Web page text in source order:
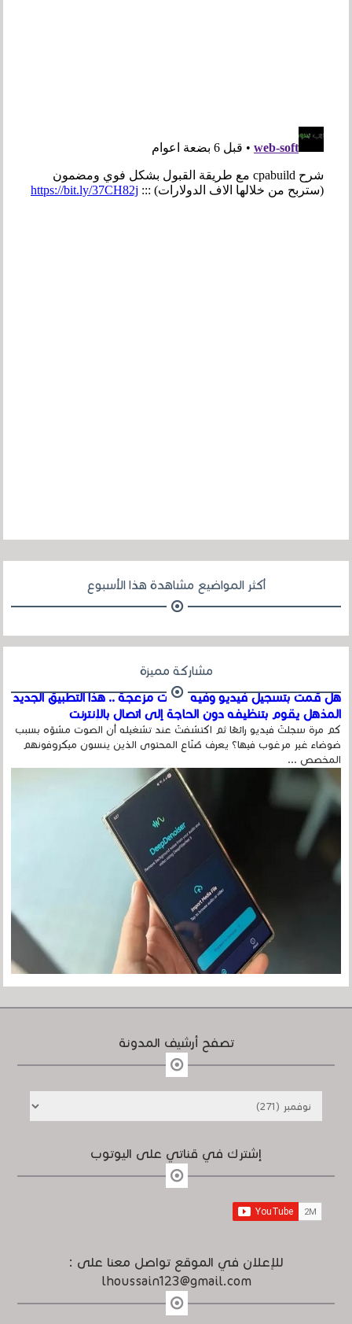
أكثر المواضيع مشاهدة هذا الأسبوع
مشاركة مميزة
هل قمت بتسجيل فيديو وفيه أصوت مزعجة .. هذا التطبيق الجديد
المذهل يقوم بتنظيفه دون الحاجة إلى اتصال بالإنترنت
كم مرة سجلتَ فيديو رائعًا ثم اكتشفتَ عند تشغيله أن الصوت مشوّه بسبب
ضوضاء غير مرغوب فيها؟ يعرف صُنّاع المحتوى الذين ينسون ميكروفونهم
المخصص ...
تصفح أرشيف المدونة
إشترك في قناتي على اليوتوب
للإعلان في الموقع تواصل معنا على :
lhoussain123@gmail.com